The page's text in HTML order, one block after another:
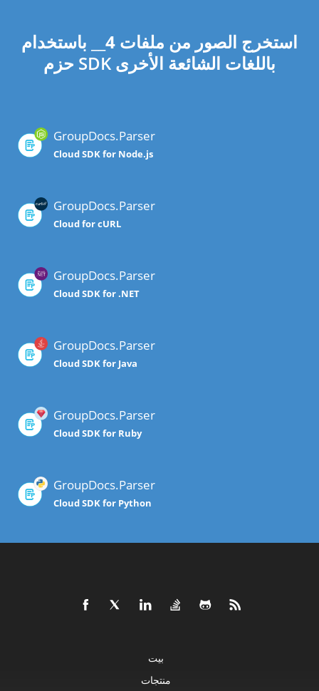
استخرج الصور من ملفات 4 __ باستخدام
حزم SDK باللغات الشائعة الأخرى
GroupDocs.Parser
Cloud SDK for Node.js
GroupDocs.Parser
Cloud for cURL
GroupDocs.Parser
Cloud SDK for .NET
GroupDocs.Parser
Cloud SDK for Java
GroupDocs.Parser
Cloud SDK for Ruby
GroupDocs.Parser
Cloud SDK for Python
بيت
منتجات